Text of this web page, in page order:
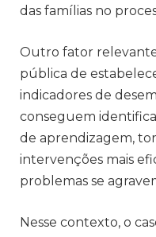
das famílias no
Outro fator
pública de
indicadores de
conseguem
de aprendizagem,
intervenções mais
problemas se
Nesse contexto, o